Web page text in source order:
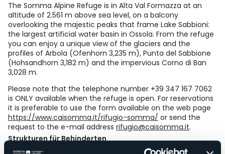
The Somma Alpine Refuge is in Alta Val Formazza at an
altitude of 2.561 m above sea level, on a balcony
overlooking the majestic peaks that frame Lake Sabbioni:
the largest artificial water basin in Ossola. From the refuge
you can enjoy a unique view of the glaciers and the
profiles of Arbola (Ofenhorn 3,235 m), Punta del Sabbione
(Hohsandhorn 3,182 m) and the impervious Corno di Ban
3,028 m.
Please note that the telephone number +39 347 167 7062
is ONLY available when the refuge is open. For reservations
it is preferable to use the form available on the web page
https://www.caisomma.it/rifugio-somma/ or send the
request to the e-mail address rifugio@caisomma.it.
Strukturen für Behinderten
No